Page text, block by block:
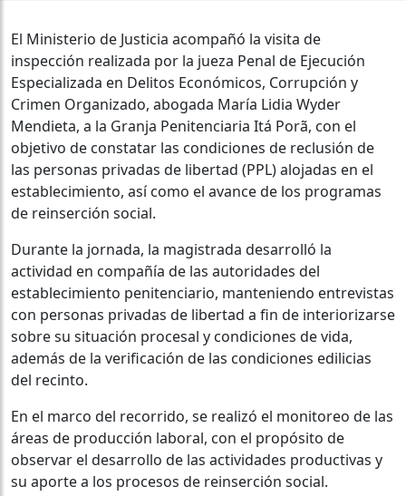
El Ministerio de Justicia acompañó la visita de
inspección realizada por la jueza Penal de Ejecución
Especializada en Delitos Económicos, Corrupción y
Crimen Organizado, abogada María Lidia Wyder
Mendieta, a la Granja Penitenciaria Itá Porã, con el
objetivo de constatar las condiciones de reclusión de
las personas privadas de libertad (PPL) alojadas en el
establecimiento, así como el avance de los programas
de reinserción social.
Durante la jornada, la magistrada desarrolló la
actividad en compañía de las autoridades del
establecimiento penitenciario, manteniendo entrevistas
con personas privadas de libertad a fin de interiorizarse
sobre su situación procesal y condiciones de vida,
además de la verificación de las condiciones edilicias
del recinto.
En el marco del recorrido, se realizó el monitoreo de las
áreas de producción laboral, con el propósito de
observar el desarrollo de las actividades productivas y
su aporte a los procesos de reinserción social.